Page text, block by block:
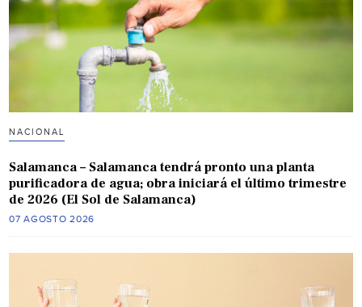
NACIONAL
Salamanca – Salamanca tendrá pronto una planta
purificadora de agua; obra iniciará el último trimestre
de 2026 (El Sol de Salamanca)
07 AGOSTO 2026